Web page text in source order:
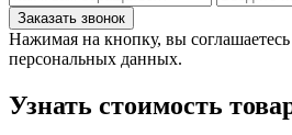
Нажимая на кнопку, вы соглашаетесь
персональных данных.
Узнать стоимость